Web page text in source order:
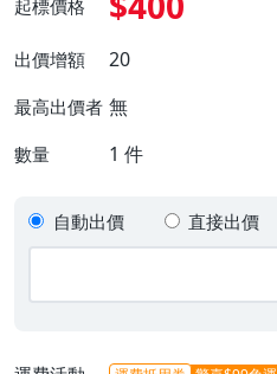
起標價格
出價增額 20
最高出價者 無
數量 1 件
自動出價 直接出價